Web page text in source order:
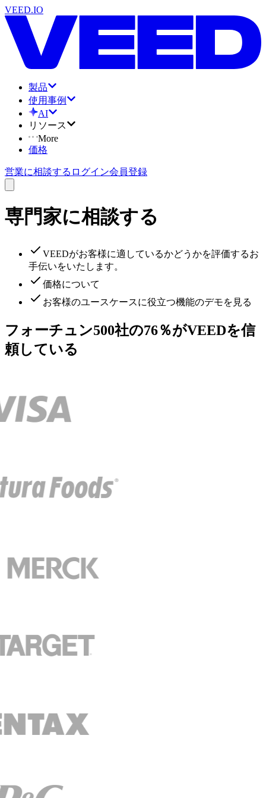
VEED.IO
製品
使用事例
AI
リソース
More
価格
営業に相談する ログイン会員登録
専門家に相談する
VEEDがお客様に適しているかどうかを評価するお
手伝いをいたします。
価格について
お客様のユースケースに役立つ機能のデモを見る
フォーチュン500社の76％がVEEDを信
頼している